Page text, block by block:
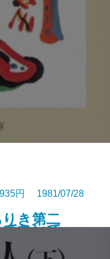
なって
てこい
き第二
円 1981/07/28